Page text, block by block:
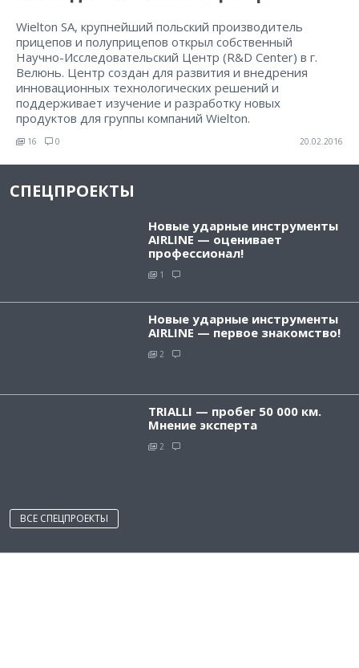
Wielton SA, крупнейший польский производитель
прицепов и полуприцепов открыл собственный
Научно-Исследовательский Центр (R&D Center) в г.
Велюнь. Центр создан для развития и внедрения
инновационных технологических решений и
поддерживает изучение и разработку новых
продуктов для группы компаний Wielton.
16 0 20.02.2016
СПЕЦПРОЕКТЫ
Новые ударные инструменты
AIRLINE — оценивает
профессионал!
1
Новые ударные инструменты
AIRLINE — первое знакомство!
2
TRIALLI — пробег 50 000 км.
Мнение эксперта
2
ВСЕ СПЕЦПРОЕКТЫ